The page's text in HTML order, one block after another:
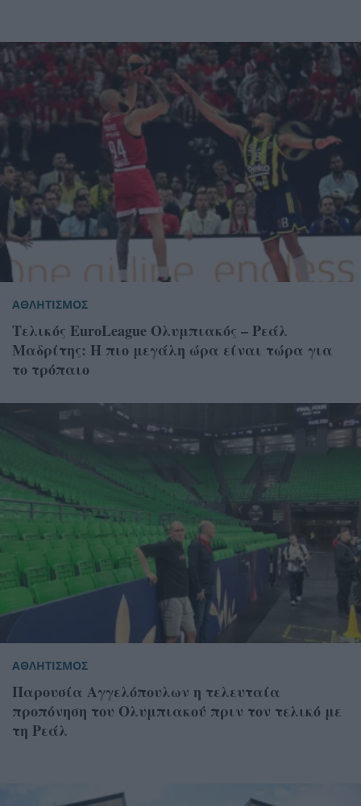
ΑΘΛΗΤΙΣΜΟΣ
Τελικός EuroLeague Ολυμπιακός – Ρεάλ
Μαδρίτης: Η πιο μεγάλη ώρα είναι τώρα για
το τρόπαιο
ΑΘΛΗΤΙΣΜΟΣ
Παρουσία Αγγελόπουλων η τελευταία
προπόνηση του Ολυμπιακού πριν τον τελικό με
τη Ρεάλ